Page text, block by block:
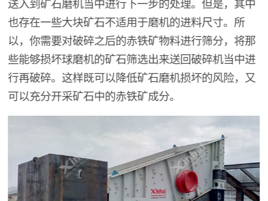
也存在一些大块矿石不适用于磨机的进料尺寸。所
以，你需要对破碎之后的赤铁矿物料进行筛分，将那
些能够损坏球磨机的矿石筛选出来送回破碎机当中进
行再破碎。这样既可以降低矿石磨机损坏的风险，又
可以充分开采矿石中的赤铁矿成分。